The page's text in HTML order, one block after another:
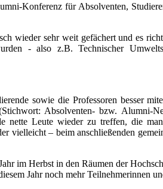
Konferenz für Absolventen,
wieder sehr weit gefächert und es
- also z.B. Technischer
sowie die Professoren besser
Absolventen- bzw. Alumni-
nette Leute wieder zu treffen, die
vielleicht – beim anschließenden
im Herbst in den Räumen der
Jahr noch mehr Teilnehmerinnen